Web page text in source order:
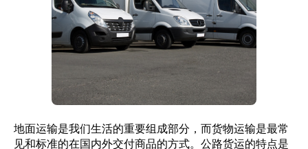
地面运输是我们生活的重要组成部分，而货物运输是最常
见和标准的在国内外交付商品的方式。公路货运的特点是